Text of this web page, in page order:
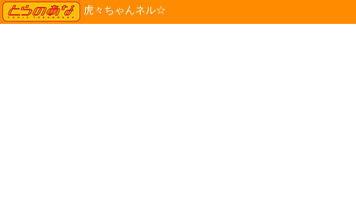
TORANOANA
虎々ちゃんネル☆